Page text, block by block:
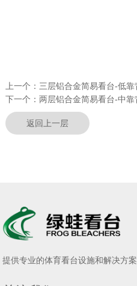
上一个： 三层铝合金简易看台-低
下一个： 两层铝合金简易看台-中
返回上一层
提供专业的体育看台设施和解决方案